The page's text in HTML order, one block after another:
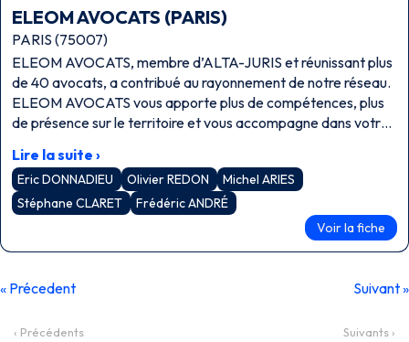
ELEOM AVOCATS (PARIS)
PARIS (75007)
ELEOM AVOCATS, membre d’ALTA-JURIS et réunissant plus
de 40 avocats, a contribué au rayonnement de notre réseau.
ELEOM AVOCATS vous apporte plus de compétences, plus
de présence sur le territoire et vous accompagne dans votre
avec la pratique des nouveaux modes alternatifs de
résolution des litiges : conciliation, médiation, droit collaboratif
….
Lire la suite ›
Eric DONNADIEU Olivier REDON
Michel ARIES
Stéphane CLARET
Frédéric ANDRÉ
Voir la fiche
« Précedent Suivant »
‹ Précédents Suivants ›